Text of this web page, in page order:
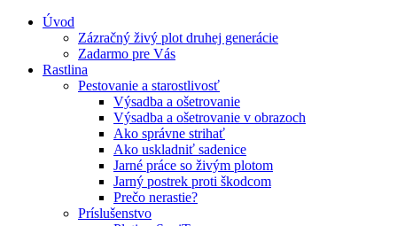
Úvod
Zázračný živý plot druhej generácie
Zadarmo pre Vás
Rastlina
Pestovanie a starostlivosť
Výsadba a ošetrovanie
Výsadba a ošetrovanie v obrazoch
Ako správne strihať
Ako uskladniť sadenice
Jarné práce so živým plotom
Jarný postrek proti škodcom
Prečo nerastie?
Príslušenstvo